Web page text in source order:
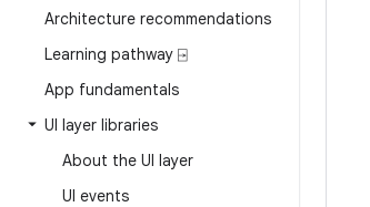
Architecture recommendations
Learning pathway ⍈
App fundamentals
UI layer libraries
About the UI layer
UI events